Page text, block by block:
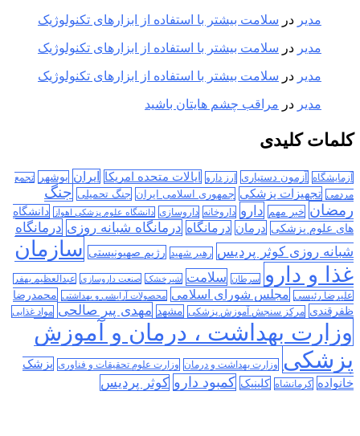
مدیر در سلامت بیشتر با استفاده از ابزارهای تکنولوژیک
مدیر در سلامت بیشتر با استفاده از ابزارهای تکنولوژیک
مدیر در سلامت بیشتر با استفاده از ابزارهای تکنولوژیک
مدیر در مراقب چشم هایتان باشید
کلمات کلیدی
آزمایشگاه آزمون دستیاری ارز دارو ایالات متحده امریکا ایران بوشهر
تجمع
مردمی تجهیزات پزشکی جمهوری اسلامی ایران جنگ تحمیلی جنگ
رمضان خبر مهم دارو داروخانه داروسازی دانشگاه علوم پزشکی اهواز
دانشگاه
های علوم پزشکی درمان درمانگاه درمانگاه شبانه روزی درمانگاه
شبانه روزی کوثر پردیس رهبر شهید رژیم صهیونیستی سازمان
غذا و دارو
سرطان سلامت شیرخشک صنعت داروسازی عبدالعظیم بهفر
علیرضا رئیسی مجلس شورای اسلامی محصولات آرایشی و بهداشتی محمدرضا
ظفرقندی مرکز سنجش آموزش پزشکی مشهد مهدی پیر صالحی مواد غذایی
وزارت بهداشت ، درمان و آموزش
پزشکی وزارت بهداشت و درمان وزارت علوم تحقیقات و فناوری پزشک
خانواده کرمانشاه کلینیک کمبود دارو کوثر پردیس